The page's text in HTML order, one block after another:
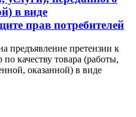
в виде
прав потребителей
предъявление претензии к
качеству товара (работы,
оказанной) в виде